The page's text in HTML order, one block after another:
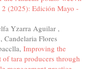
(2025): Edición Mayo -
Yzarra Aguilar ,
Candelaria Flores
Improving the
tara producers through